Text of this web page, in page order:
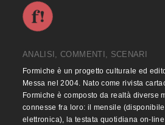
ANALISI, COMMENTI, SCENARI
Formiche è un progetto culturale ed
Messa nel 2004. Nato come rivista
Formiche è composto da realtà diverse
connesse fra loro: il mensile
elettronica), la testata quotidiana on-